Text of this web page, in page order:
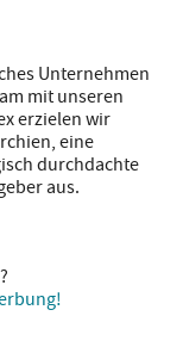
Unternehmen
mit unseren
erzielen wir
eine
durchdachte
aus.